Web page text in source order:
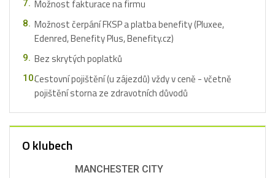
Možnost fakturace na firmu
Možnost čerpání FKSP a platba benefity (Pluxee,
Edenred, Benefity Plus, Benefity.cz)
Bez skrytých poplatků
Cestovní pojištění (u zájezdů) vždy v ceně - včetně
pojištění storna ze zdravotních důvodů
O klubech
MANCHESTER CITY